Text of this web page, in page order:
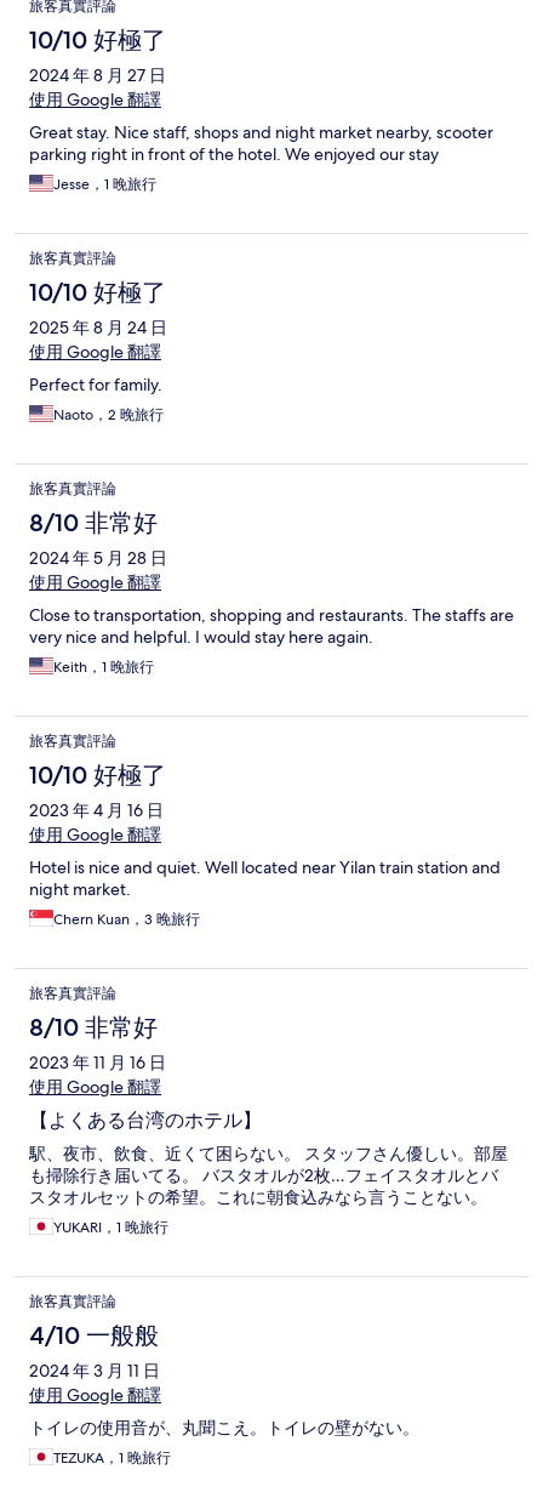
旅客真實評論
10/10 好極了
2024 年 8 月 27 日
使用 Google 翻譯
Great stay. Nice staff, shops and night market nearby, scooter
parking right in front of the hotel. We enjoyed our stay
Jesse，1 晚旅行
旅客真實評論
10/10 好極了
2025 年 8 月 24 日
使用 Google 翻譯
Perfect for family.
Naoto，2 晚旅行
旅客真實評論
8/10 非常好
2024 年 5 月 28 日
使用 Google 翻譯
Close to transportation, shopping and restaurants. The staffs are
very nice and helpful. I would stay here again.
Keith，1 晚旅行
旅客真實評論
10/10 好極了
2023 年 4 月 16 日
使用 Google 翻譯
Hotel is nice and quiet. Well located near Yilan train station and
night market.
Chern Kuan，3 晚旅行
旅客真實評論
8/10 非常好
2023 年 11 月 16 日
使用 Google 翻譯
【よくある台湾のホテル】
駅、夜市、飲食、近くて困らない。 スタッフさん優しい。部屋
も掃除行き届いてる。 バスタオルが2枚…フェイスタオルとバ
スタオルセットの希望。これに朝食込みなら言うことない。
YUKARI，1 晚旅行
旅客真實評論
4/10 一般般
2024 年 3 月 11 日
使用 Google 翻譯
トイレの使用音が、丸聞こえ。トイレの壁がない。
TEZUKA，1 晚旅行